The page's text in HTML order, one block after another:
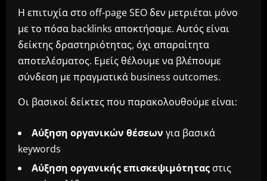
Η επιτυχία στο off-page SEO δεν μετριέται μόνο
με το πόσα backlinks αποκτήσαμε. Αυτός είναι
δείκτης δραστηριότητας, όχι απαραίτητα
αποτελέσματος. Εμείς θέλουμε να βλέπουμε
σύνδεση με πραγματικά business outcomes.
Οι βασικοί δείκτες που παρακολουθούμε είναι:
Αύξηση οργανικών θέσεων για βασικά
keywords
Αύξηση οργανικής επισκεψιμότηταςστις